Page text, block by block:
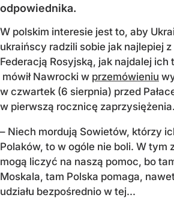
odpowiednika.
W polskim interesie jest to, aby
ukraińscy radzili sobie jak najlepiej
Federacją Rosyjską, jak najdalej ich
mówił Nawrocki w przemówieniu
w czwartek (6 sierpnia) przed
w pierwszą rocznicę zaprzysiężenia.
– Niech mordują Sowietów, którzy
Polaków, to w ogóle nie boli. W tym
mogą liczyć na naszą pomoc, bo
Moskala, tam Polska pomaga,
udziału bezpośrednio w tej...